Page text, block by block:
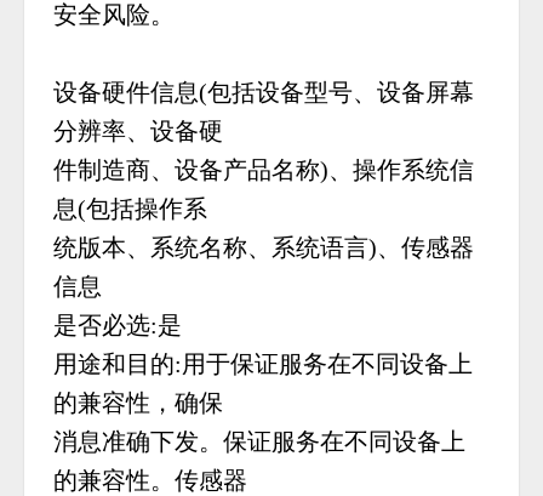
安全风险。
设备硬件信息(包括设备型号、设备屏幕
分辨率、设备硬
件制造商、设备产品名称)、操作系统信
息(包括操作系
统版本、系统名称、系统语言)、传感器
信息
是否必选:是
用途和目的:用于保证服务在不同设备上
的兼容性，确保
消息准确下发。保证服务在不同设备上
的兼容性。传感器